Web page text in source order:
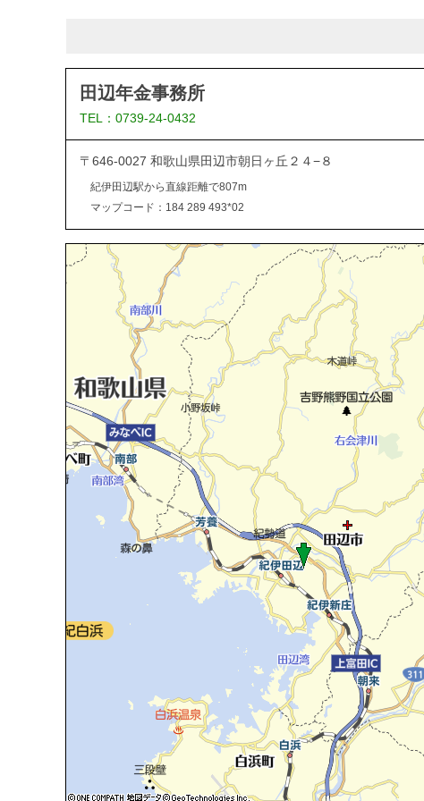
田辺年金事務所
TEL：0739-24-0432
〒646-0027 和歌山県田辺市朝日ヶ丘２４−８
紀伊田辺駅から直線距離で807m
マップコード：184 289 493*02